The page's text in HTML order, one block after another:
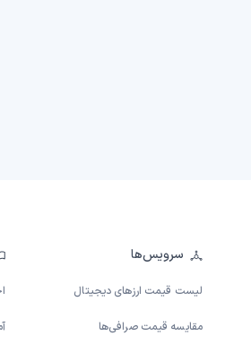
سرویس‌ها
لیست قیمت ارزهای دیجیتال
مقایسه قیمت صرافی‌ها